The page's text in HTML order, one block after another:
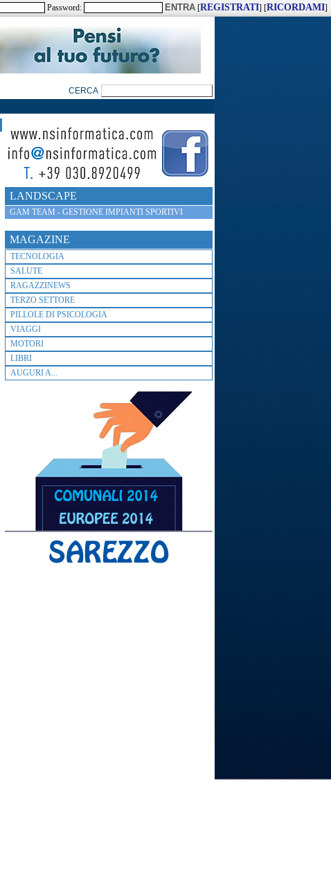
Password: [REGISTRATI] [RICORDAMI]
LANDSCAPE
GAM TEAM - GESTIONE IMPIANTI SPORTIVI
MAGAZINE
TECNOLOGIA
SALUTE
RAGAZZINEWS
TERZO SETTORE
PILLOLE DI PSICOLOGIA
VIAGGI
MOTORI
LIBRI
AUGURI A...